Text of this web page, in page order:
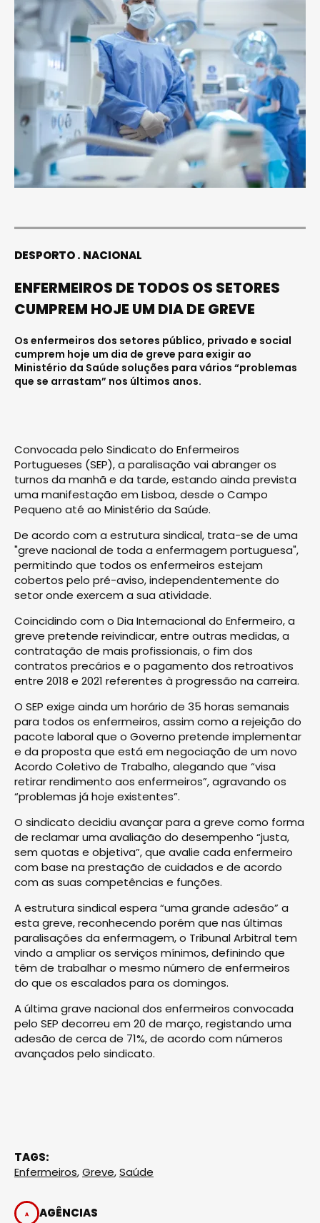
DESPORTO NACIONAL
ENFERMEIROS DE TODOS OS SETORES
CUMPREM HOJE UM DIA DE GREVE
Os enfermeiros dos setores público, privado e social
cumprem hoje um dia de greve para exigir ao
Ministério da Saúde soluções para vários “problemas
que se arrastam” nos últimos anos.
Convocada pelo Sindicato do Enfermeiros
Portugueses (SEP), a paralisação vai abranger os
turnos da manhã e da tarde, estando ainda prevista
uma manifestação em Lisboa, desde o Campo
Pequeno até ao Ministério da Saúde.
De acordo com a estrutura sindical, trata-se de uma
"greve nacional de toda a enfermagem portuguesa",
permitindo que todos os enfermeiros estejam
cobertos pelo pré-aviso, independentemente do
setor onde exercem a sua atividade.
Coincidindo com o Dia Internacional do Enfermeiro, a
greve pretende reivindicar, entre outras medidas, a
contratação de mais profissionais, o fim dos
contratos precários e o pagamento dos retroativos
entre 2018 e 2021 referentes à progressão na carreira.
O SEP exige ainda um horário de 35 horas semanais
para todos os enfermeiros, assim como a rejeição do
pacote laboral que o Governo pretende implementar
e da proposta que está em negociação de um novo
Acordo Coletivo de Trabalho, alegando que “visa
retirar rendimento aos enfermeiros”, agravando os
“problemas já hoje existentes”.
O sindicato decidiu avançar para a greve como forma
de reclamar uma avaliação do desempenho “justa,
sem quotas e objetiva”, que avalie cada enfermeiro
com base na prestação de cuidados e de acordo
com as suas competências e funções.
A estrutura sindical espera “uma grande adesão” a
esta greve, reconhecendo porém que nas últimas
paralisações da enfermagem, o Tribunal Arbitral tem
vindo a ampliar os serviços mínimos, definindo que
têm de trabalhar o mesmo número de enfermeiros
do que os escalados para os domingos.
A última grave nacional dos enfermeiros convocada
pelo SEP decorreu em 20 de março, registando uma
adesão de cerca de 71%, de acordo com números
avançados pelo sindicato.
TAGS:
Enfermeiros,Greve,Saúde
AGÊNCIAS